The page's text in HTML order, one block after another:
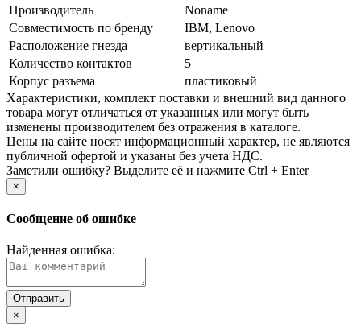
Производитель
Noname
Совместимость по бренду
IBM, Lenovo
Расположение гнезда
вертикальный
Количество контактов
5
Корпус разъема
пластиковый
Xарактеристики, комплект поставки и внешний вид данного
товара могут отличаться от указанных или могут быть
изменены производителем без отражения в каталоге.
Цены на сайте носят информационный характер, не являются
публичной офертой и указаны без учета НДС.
Заметили ошибку? Выделите её и нажмите Ctrl + Enter
×
Сообщение об ошибке
Найденная ошибка:
×